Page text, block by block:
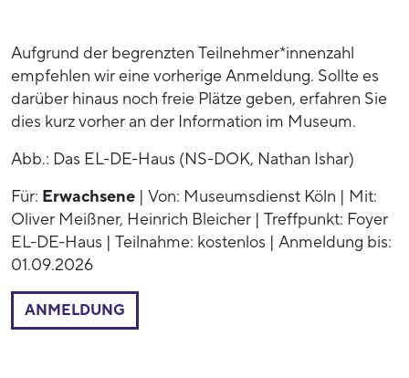
Aufgrund der begrenzten Teilnehmer*innenzahl
empfehlen wir eine vorherige Anmeldung. Sollte es
darüber hinaus noch freie Plätze geben, erfahren Sie
dies kurz vorher an der Information im Museum.
Abb.: Das EL-DE-Haus (NS-DOK, Nathan Ishar)
Für: Erwachsene | Von: Museumsdienst Köln | Mit:
Oliver Meißner, Heinrich Bleicher | Treffpunkt: Foyer
EL-DE-Haus | Teilnahme: kostenlos | Anmeldung bis:
01.09.2026
ANMELDUNG